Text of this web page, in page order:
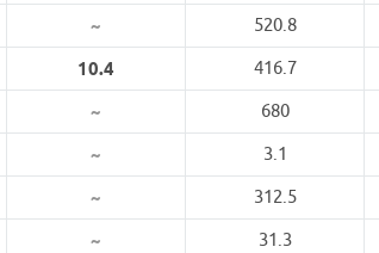
~ 520.8
10.4 416.7
~ 680
~ 3.1
~ 312.5
~ 31.3